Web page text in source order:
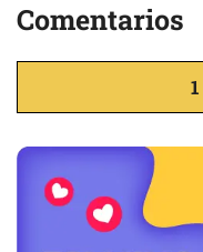
Comentarios